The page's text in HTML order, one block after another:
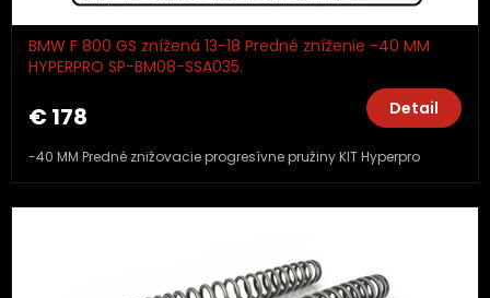
BMW F 800 GS znížená 13-18 Predné zníženie -40 MM
HYPERPRO SP-BM08-SSA035.
€ 178 Detail
-40 MM Predné znižovacie progresívne pružiny KIT Hyperpro